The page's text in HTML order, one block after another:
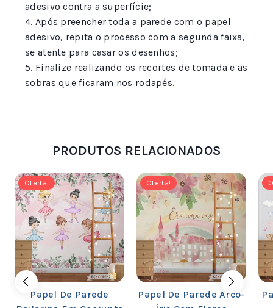
adesivo contra a superfície;
4. Após preencher toda a parede com o papel
adesivo, repita o processo com a segunda faixa,
se atente para casar os desenhos;
5. Finalize realizando os recortes de tomada e as
sobras que ficaram nos rodapés.
PRODUTOS RELACIONADOS
Oferta!
Papel De Parede
Oferta!
Papel De Parede Arco-